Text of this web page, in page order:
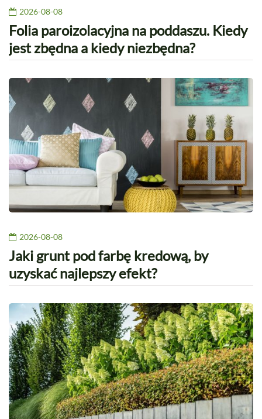
2026-08-08
Folia paroizolacyjna na poddaszu. Kiedy
jest zbędna a kiedy niezbędna?
2026-08-08
Jaki grunt pod farbę kredową, by
uzyskać najlepszy efekt?